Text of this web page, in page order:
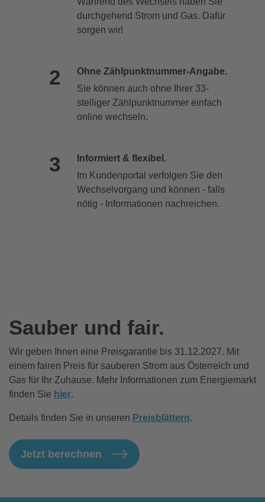
durchgehend Strom und Gas. Dafür
sorgen wir!
Ohne Zählpunktnummer-Angabe.
Sie können auch ohne Ihrer 33-
stelliger Zählpunktnummer einfach
online wechseln.
Informiert & flexibel.
Im Kundenportal verfolgen Sie den
Wechselvorgang und können - falls
nötig - Informationen nachreichen.
Sauber und fair.
Wir geben Ihnen eine Preisgarantie bis 31.12.2027. Mit
einem fairen Preis für sauberen Strom aus Österreich und
Gas für Ihr Zuhause. Mehr Informationen zum Energiemarkt
finden Sie hier.
Details finden Sie in unseren Preisblättern.
Jetzt berechnen